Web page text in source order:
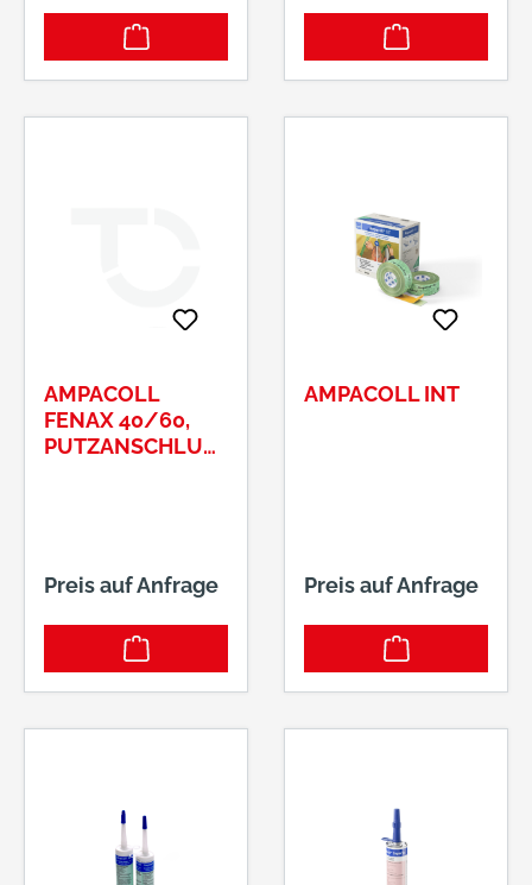
AMPACOLL
FENAX 40/60,
PUTZANSCHLUS
Preis auf Anfrage
AMPACOLL INT
Preis auf Anfrage